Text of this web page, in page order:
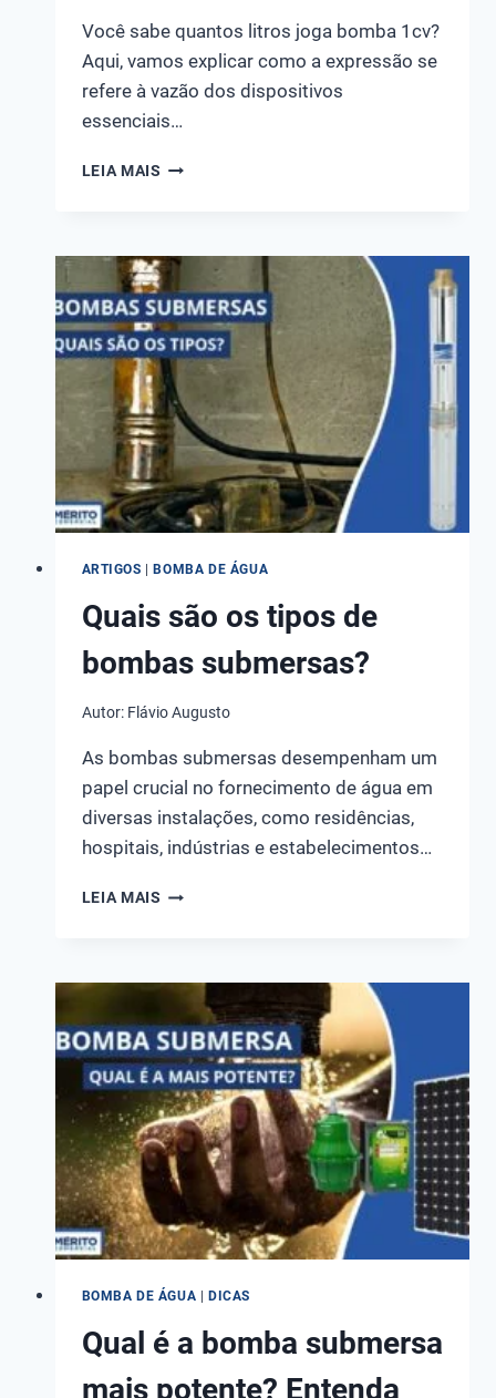
Você sabe quantos litros joga bomba 1cv?
Aqui, vamos explicar como a expressão se
refere à vazão dos dispositivos
essenciais…
LEIA MAIS QUANTOS
BOMBA
DE
1CV?
CONHEÇA
OS
PRINCIPAIS
MODELOS
E
COMO
ESCOLHER
O
IDEAL!
ARTIGOS BOMBA DE ÁGUA
Quais são os tipos de
bombas submersas?
Autor: Flávio Augusto
As bombas submersas desempenham um
papel crucial no fornecimento de água em
diversas instalações, como residências,
hospitais, indústrias e estabelecimentos…
LEIA MAIS QUAIS
DE
BOMBAS
SUBMERSAS?
BOMBA DE ÁGUA DICAS
Qual é a bomba submersa
mais potente? Entenda